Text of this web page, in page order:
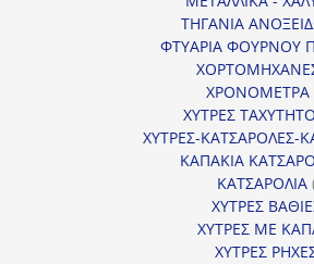
ΤΗΓΑΝΙΑ
ΦΤΥΑΡΙΑ ΦΟΥΡΝΟΥ
ΧΡΟΝΟΜΕΤΡΑ
ΧΥΤΡΕΣ
ΧΥΤΡΕΣ-ΚΑΤΣΑΡΟΛΕΣ-
ΚΑΠΑΚΙΑ
ΚΑΤΣΑΡΟΛΙΑ
ΧΥΤΡΕΣ
ΧΥΤΡΕΣ ΜΕ
ΧΥΤΡΕΣ